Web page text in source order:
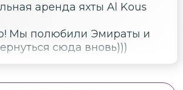
аренда яхты Al Kous
Мы полюбили Эмираты и
сюда вновь)))